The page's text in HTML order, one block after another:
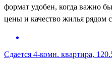
формат удобен, когда важно
цены и качество жилья рядом
Сдается 4-комн. квартира,